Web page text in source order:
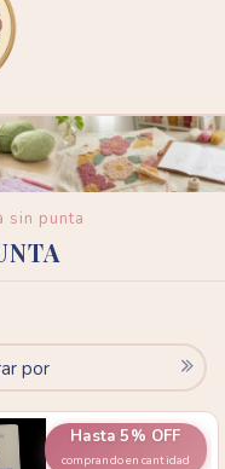
sin punta
por
Hasta 5% OFF
comprando en cantidad